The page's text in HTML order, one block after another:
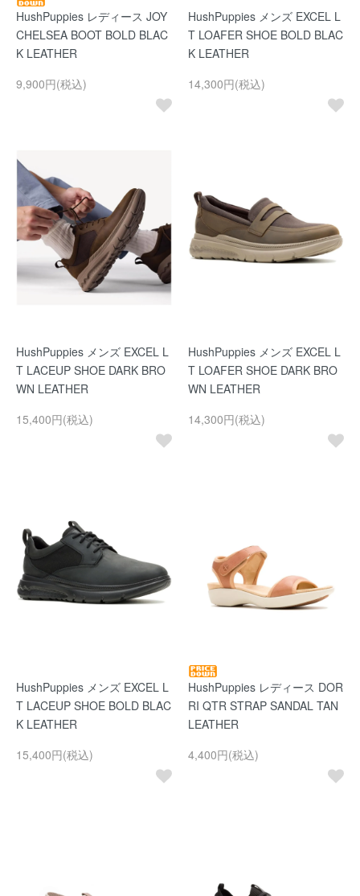
HushPuppies レディース JOY
CHELSEA BOOT BOLD BLAC
K LEATHER
9,900円(税込)
HushPuppies メンズ EXCEL L
T LOAFER SHOE BOLD BLAC
K LEATHER
14,300円(税込)
HushPuppies メンズ EXCEL L
T LACEUP SHOE DARK BRO
WN LEATHER
15,400円(税込)
HushPuppies メンズ EXCEL L
T LOAFER SHOE DARK BRO
WN LEATHER
14,300円(税込)
HushPuppies メンズ EXCEL L
T LACEUP SHOE BOLD BLAC
K LEATHER
15,400円(税込)
HushPuppies レディース DOR
RI QTR STRAP SANDAL TAN
LEATHER
4,400円(税込)